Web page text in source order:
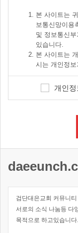
7일 이전부터
됩니다. 이용
정한 양식에
약관의 효력
관의 변경사
교회가 약관을
이후에 체결
계약에 대해
회의 동의를
이 약관에서
제4조 용어의 정의
이 약관에서 사용하
본 사이트는
보통신망이용
및 정보통신
있습니다.
본 사이트는
시는 개인정
개인정보보호
드립니다.
본 사이트는
치하고 있습
본 사이트는
대해 「동의한다」버
수집에 대해 동의한
개인
검단대은교회 커뮤니
서로의 소식 나눔등 다
목적으로 하고있습니다.